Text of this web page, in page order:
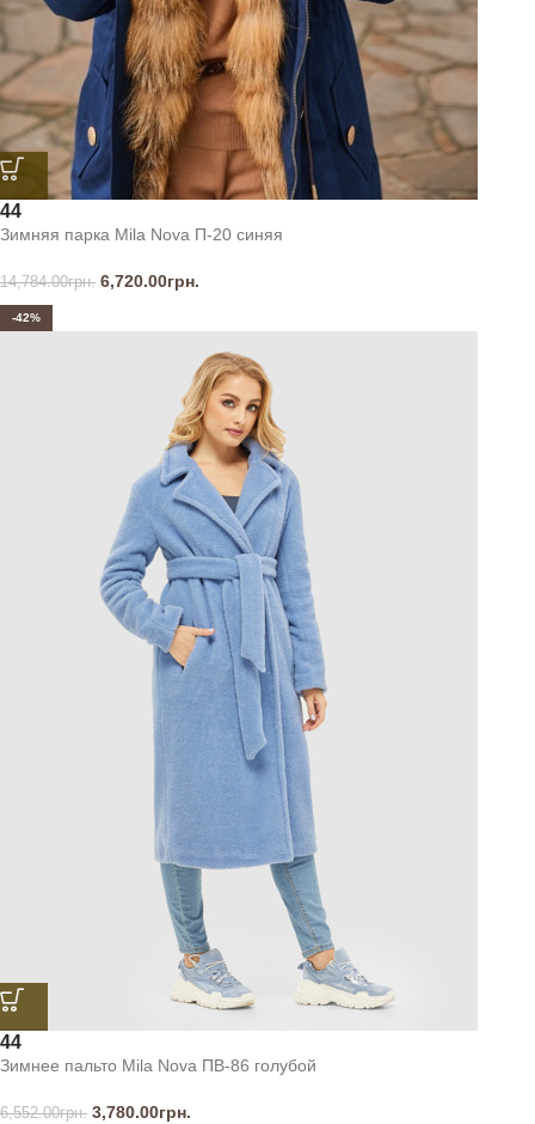
44
Зимняя парка Mila Nova П-20 синяя
14,784.00грн. 6,720.00грн.
-42%
44
Зимнее пальто Mila Nova ПВ-86 голубой
6,552.00грн. 3,780.00грн.